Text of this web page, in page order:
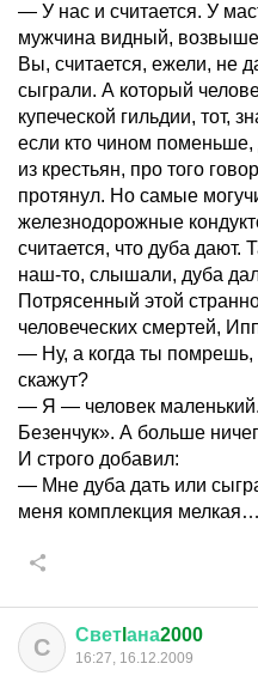
— У нас и считается. У
мужчина видный,
Вы, считается, ежели, не
сыграли. А который
купеческой гильдии, тот,
если кто чином
из крестьян, про того
протянул. Но самые
железнодорожные
считается, что дуба дают.
наш-то, слышали, дуба
Потрясенный этой
человеческих смертей,
— Ну, а когда ты помрешь,
скажут?
— Я — человек маленький.
Безенчук». А больше
И строго добавил:
— Мне дуба дать или
меня комплекция
С Свет ана2000
16:27, 16.12.2009